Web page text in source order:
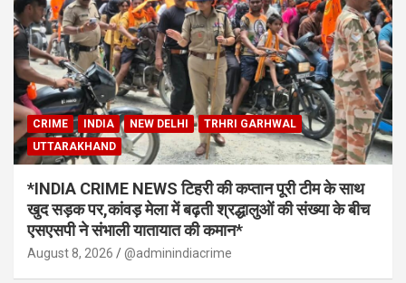
CRIME INDIA NEW DELHI
TRHRI GARHWAL
UTTARAKHAND
*INDIA CRIME NEWS टिहरी की कप्तान पूरी टीम के साथ
खुद सड़क पर,कांवड़ मेला में बढ़ती श्रद्धालुओं की संख्या के बीच
एसएसपी ने संभाली यातायात की कमान*
August 8, 2026 @adminindiacrime